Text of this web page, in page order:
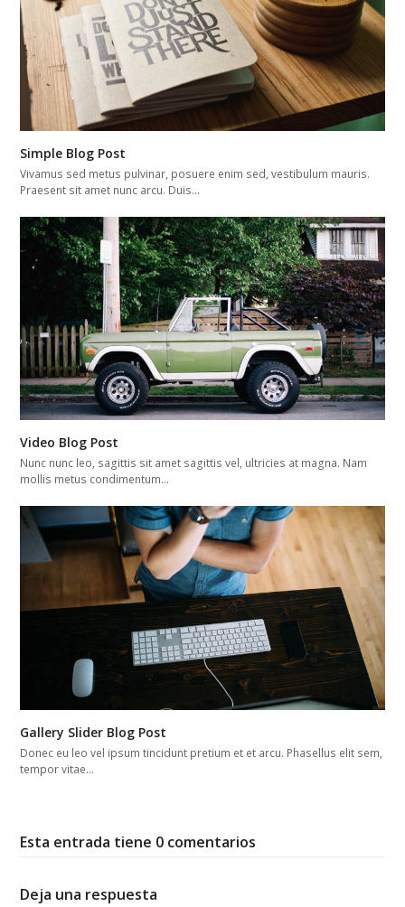
Simple Blog Post
Vivamus sed metus pulvinar, posuere enim sed, vestibulum mauris.
Praesent sit amet nunc arcu. Duis…
Video Blog Post
Nunc nunc leo, sagittis sit amet sagittis vel, ultricies at magna. Nam
mollis metus condimentum…
Gallery Slider Blog Post
Donec eu leo vel ipsum tincidunt pretium et et arcu. Phasellus elit sem,
tempor vitae…
Esta entrada tiene 0 comentarios
Deja una respuesta